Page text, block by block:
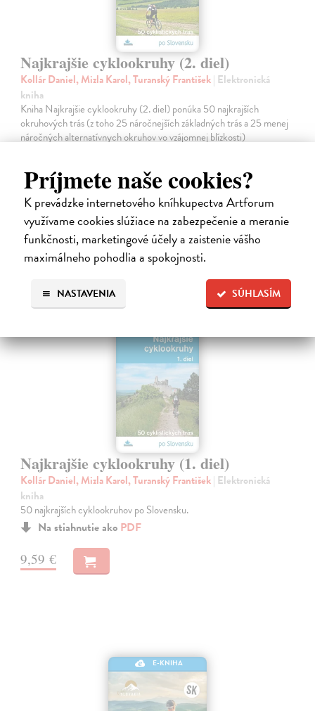
Príjmete naše cookies?
K prevádzke internetového kníhkupectva Artforum
využívame cookies slúžiace na zabezpečenie a meranie
funkčnosti, marketingové účely a zaistenie vášho
maximálneho pohodlia a spokojnosti.
SÚHLASÍM
NASTAVENIA
Najkrajšie cyklookruhy (2. diel)
Kollár Daniel, Mizla Karol, Turanský František| Elektronická
kniha
Kniha Najkrajšie cyklookruhy (2. diel) ponúka 50 najkrajších
okruhových trás (z toho 25 náročnejších základných trás a 25 menej
náročných alternatívnych okruhov vo vzájomnej blízkosti)
Na stiahnutie ako
9,59 €
Najkrajšie cyklookruhy (1. diel)
Kollár Daniel, Mizla Karol, Turanský František| Elektronická
kniha
50 najkrajších cyklookruhov po Slovensku.
Na stiahnutie ako PDF
9,59 €
E-KNIHA